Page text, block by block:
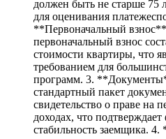
должен быть не старше 75
для оценивания
**Первоначальный
первоначальный взнос
стоимости квартиры, что
требованием для
программ. 3.
стандартный пакет
свидетельство о праве на
доходах, что
стабильность заемщика.